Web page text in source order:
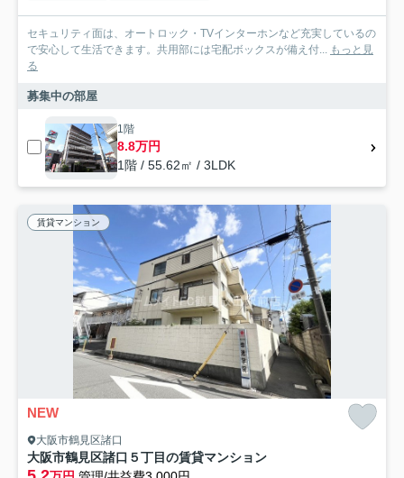
セキュリティ面は、オートロック・TVインターホンなど充実しているの
で安心して生活できます。共用部には宅配ボックスが備え付... もっと見
る
募集中の部屋
1階
8.8万円
1階 / 55.62㎡ / 3LDK
賃貸マンション
NEW
大阪市鶴見区諸口
大阪市鶴見区諸口５丁目の賃貸マンション